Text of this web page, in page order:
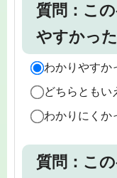
質問：こ
やすかっ
わかりやすか
どちらともい
わかりにくか
質問：こ